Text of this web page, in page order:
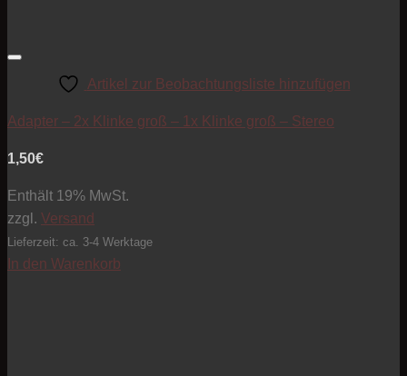
Artikel zur Beobachtungsliste hinzufügen
Adapter – 2x Klinke groß – 1x Klinke groß – Stereo
1,50€
Enthält 19% MwSt.
zzgl. Versand
Lieferzeit: ca. 3-4 Werktage
In den Warenkorb